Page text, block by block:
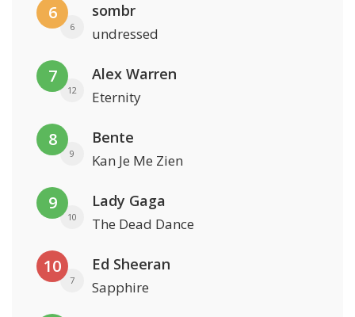
6
6
sombr
undressed
7
12
Alex Warren
Eternity
8
9
Bente
Kan Je Me Zien
9
10
Lady Gaga
The Dead Dance
10
7
Ed Sheeran
Sapphire